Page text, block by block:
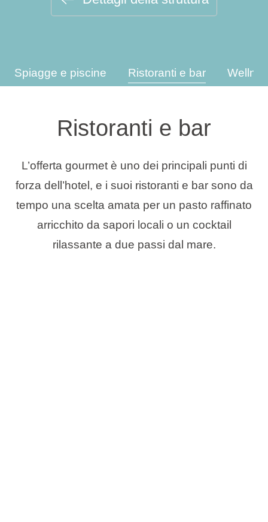
Tipi di vacanza
Marchi
Spiagge e piscine Ristoranti e bar
Ristoranti e bar
L’offerta gourmet è uno dei principali punti di
forza dell’hotel, e i suoi ristoranti e bar sono da
tempo una scelta amata per un pasto raffinato
arricchito da sapori locali o un cocktail
rilassante a due passi dal mare.